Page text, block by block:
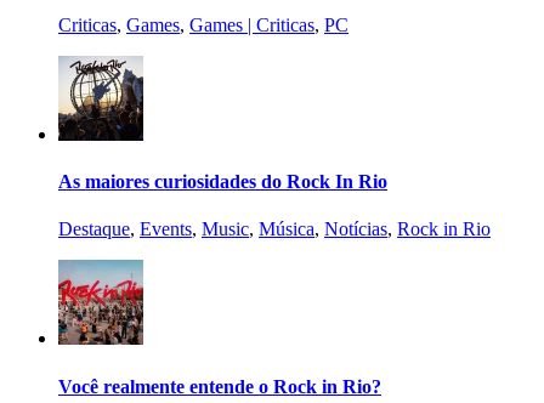
Criticas, Games, Games | Criticas, PC
As maiores curiosidades do Rock In Rio
Destaque, Events, Music, Música, Notícias, Rock in Rio
Você realmente entende o Rock in Rio?